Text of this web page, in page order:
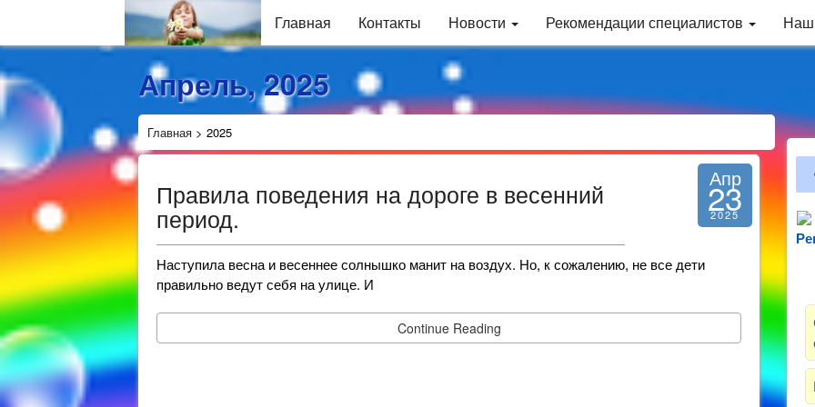
Главная Контакты Новости Рекомендации специалистов
Апрель, 2025
Главная > 2025
Правила поведения на дороге в весенний
период.
Апр
23
2025
Наступила весна и весеннее солнышко манит на воздух. Но, к сожалению, не все дети
правильно ведут себя на улице. И
Continue Reading